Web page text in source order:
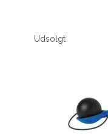
Udsolgt